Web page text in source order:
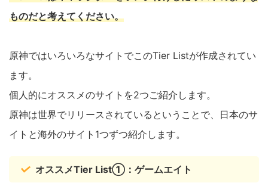
ものだと考えてください。
原神ではいろいろなサイトでこのTier Listが作成されてい
ます。
個人的にオススメのサイトを2つご紹介します。
原神は世界でリリースされているということで、日本のサ
イトと海外のサイト1つずつ紹介します。
オススメTier List①：ゲームエイト